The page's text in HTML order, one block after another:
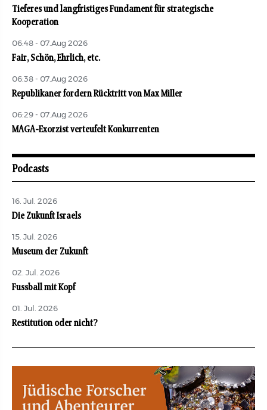
Tieferes und langfristiges Fundament für strategische
Kooperation
06:48 - 07.Aug 2026
Fair, Schön, Ehrlich, etc.
06:38 - 07.Aug 2026
Republikaner fordern Rücktritt von Max Miller
06:29 - 07.Aug 2026
MAGA-Exorzist verteufelt Konkurrenten
Podcasts
16. Jul. 2026
Die Zukunft Israels
15. Jul. 2026
Museum der Zukunft
02. Jul. 2026
Fussball mit Kopf
01. Jul. 2026
Restitution oder nicht?